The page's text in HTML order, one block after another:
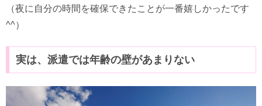
（夜に自分の時間を確保できたことが一番嬉しかったです
^^）
実は、派遣では年齢の壁があまりない